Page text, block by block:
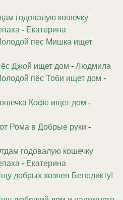
годовалую кошечку
- Екатерина
пес Мишка ищет
Джой ищет дом - Людмила
пёс Тоби ищет дом -
Кофе ищет дом -
Рома в Добрые руки -
годовалую кошечку
- Екатерина
добрых хозяев Бенедикту!